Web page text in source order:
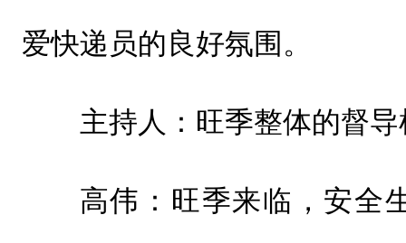
爱快递员的良好氛围。
主持人：旺季整体的督
高伟：旺季来临，安全